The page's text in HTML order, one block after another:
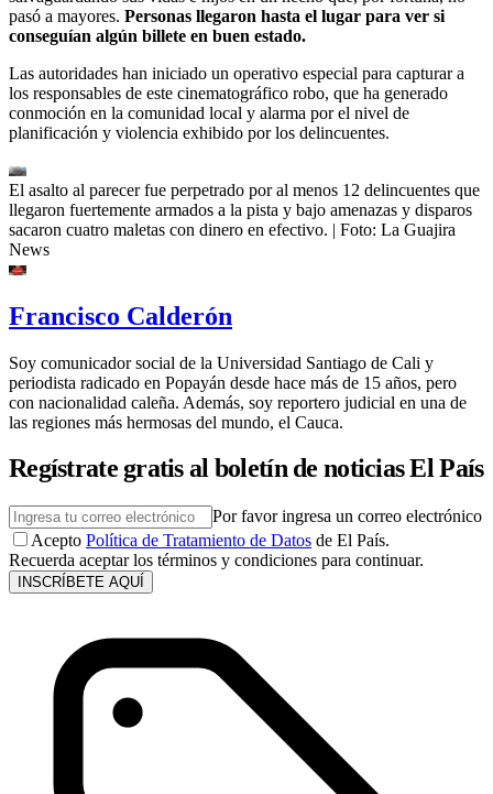
pasó a mayores. Personas llegaron hasta el lugar para ver si
conseguían algún billete en buen estado.
Las autoridades han iniciado un operativo especial para capturar a
los responsables de este cinematográfico robo, que ha generado
conmoción en la comunidad local y alarma por el nivel de
planificación y violencia exhibido por los delincuentes.
El asalto al parecer fue perpetrado por al menos 12 delincuentes que
llegaron fuertemente armados a la pista y bajo amenazas y disparos
sacaron cuatro maletas con dinero en efectivo. | Foto: La Guajira
News
Francisco Calderón
Soy comunicador social de la Universidad Santiago de Cali y
periodista radicado en Popayán desde hace más de 15 años, pero
con nacionalidad caleña. Además, soy reportero judicial en una de
las regiones más hermosas del mundo, el Cauca.
Regístrate gratis al boletín de noticias El País
Por favor ingresa un correo electrónico
Acepto Política de Tratamiento de Datos de El País.
Recuerda aceptar los términos y condiciones para continuar.
INSCRÍBETE AQUÍ